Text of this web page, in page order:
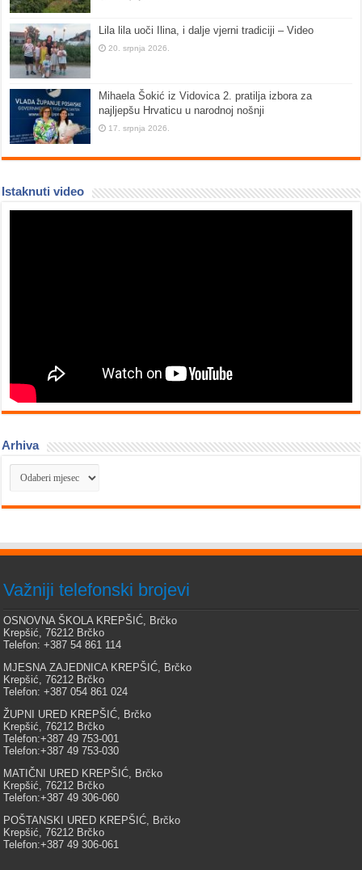
Lila lila uoči Ilina, i dalje vjerni tradiciji – Video
20. srpnja 2026.
Mihaela Šokić iz Vidovica 2. pratilja izbora za
najljepšu Hrvaticu u narodnoj nošnji
17. srpnja 2026.
Istaknuti video
Arhiva
Arhiva
Važniji telefonski brojevi
OSNOVNA ŠKOLA KREPŠIĆ, Brčko
Krepšić, 76212 Brčko
Telefon: +387 54 861 114
MJESNA ZAJEDNICA KREPŠIĆ, Brčko
Krepšić, 76212 Brčko
Telefon: +387 054 861 024
ŽUPNI URED KREPŠIĆ, Brčko
Krepšić, 76212 Brčko
Telefon:+387 49 753-001
Telefon:+387 49 753-030
MATIČNI URED KREPŠIĆ, Brčko
Krepšić, 76212 Brčko
Telefon:+387 49 306-060
POŠTANSKI URED KREPŠIĆ, Brčko
Krepšić, 76212 Brčko
Telefon:+387 49 306-061